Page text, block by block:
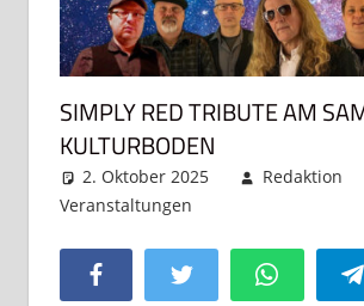
Lauter,
Rattelsdorf,
Reckendorf
SIMPLY RED TRIBUTE AM
KULTURBODEN
2. Oktober 2025 Redaktion
Veranstaltungen
Facebook Twitter WhatsApp